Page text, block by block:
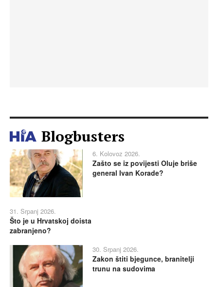
Blogbusters
6. Kolovoz 2026.
Zašto se iz povijesti Oluje briše
general Ivan Korade?
31. Srpanj 2026.
Što je u Hrvatskoj doista
zabranjeno?
30. Srpanj 2026.
Zakon štiti bjegunce, branitelji
trunu na sudovima